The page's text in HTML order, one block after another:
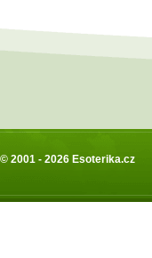
© 2001 - 2026 Esoterika.cz